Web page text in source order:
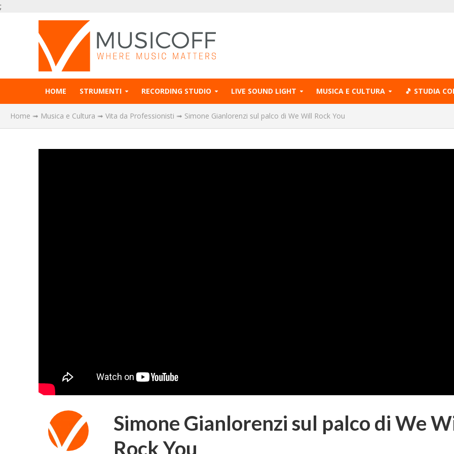
;
HOME STRUMENTI RECORDING STUDIO LIVE SOUND LIGHT MUSICA E CULTURA 🎵 STUDIA
Home ➟ Musica e Cultura ➟ Vita da Professionisti ➟ Simone Gianlorenzi sul palco di We Will Rock You
Simone Gianlorenzi sul palco di We
Rock You